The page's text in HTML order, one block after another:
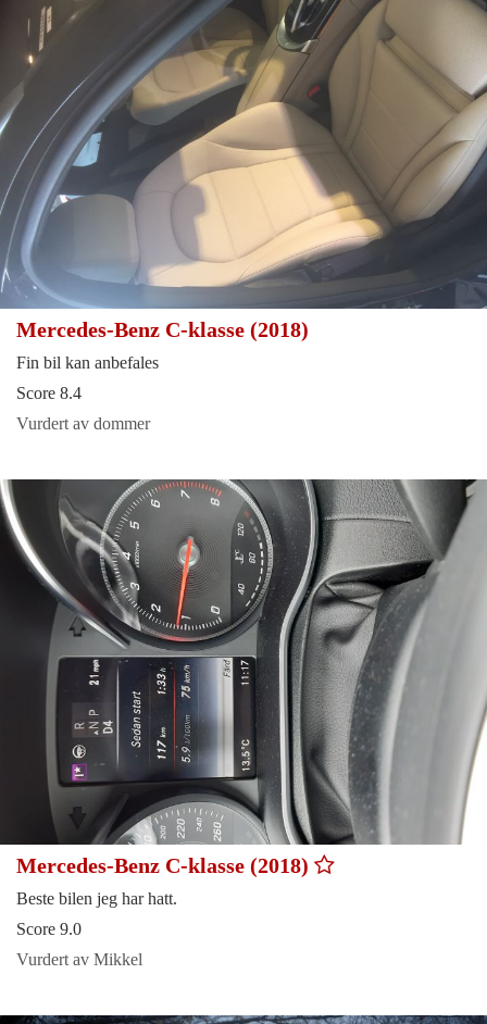
Mercedes-Benz C-klasse (2018)
Fin bil kan anbefales
Score 8.4
Vurdert av dommer
Mercedes-Benz C-klasse (2018)
Beste bilen jeg har hatt.
Score 9.0
Vurdert av Mikkel